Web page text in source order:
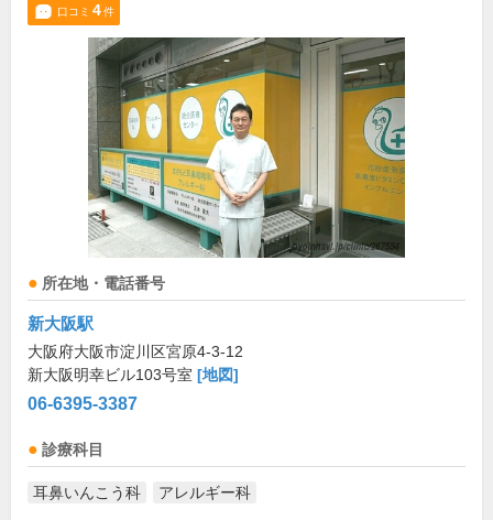
口コミ 4件
所在地・電話番号
新大阪駅
大阪府大阪市淀川区宮原4-3-12
新大阪明幸ビル103号室 [地図]
06-6395-3387
診療科目
耳鼻いんこう科 アレルギー科